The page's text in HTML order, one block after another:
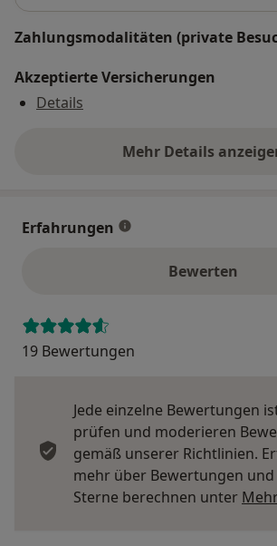
Zahlungsmodalitäten (private
Akzeptierte Versicherungen
Details
Mehr Detailsüber die
Erfahrungen
Bewerten
19 Bewertungen
Jede einzelne Bewertungen
prüfen und moderieren
gemäß unserer Richtlinien.
mehr über Bewertungen
Sterne berechnen unter